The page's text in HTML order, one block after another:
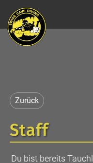
Zurück
Staff
Du bist bereits